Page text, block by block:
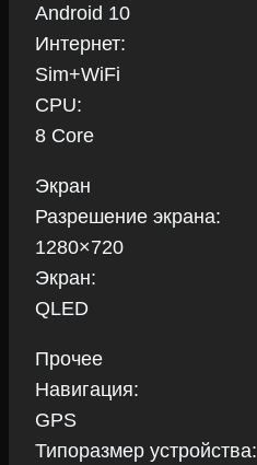
Android 10
Интернет:
Sim+WiFi
CPU:
8 Core
Экран
Разрешение экрана:
1280×720
Экран:
QLED
Прочее
Навигация:
GPS
Типоразмер устройства: